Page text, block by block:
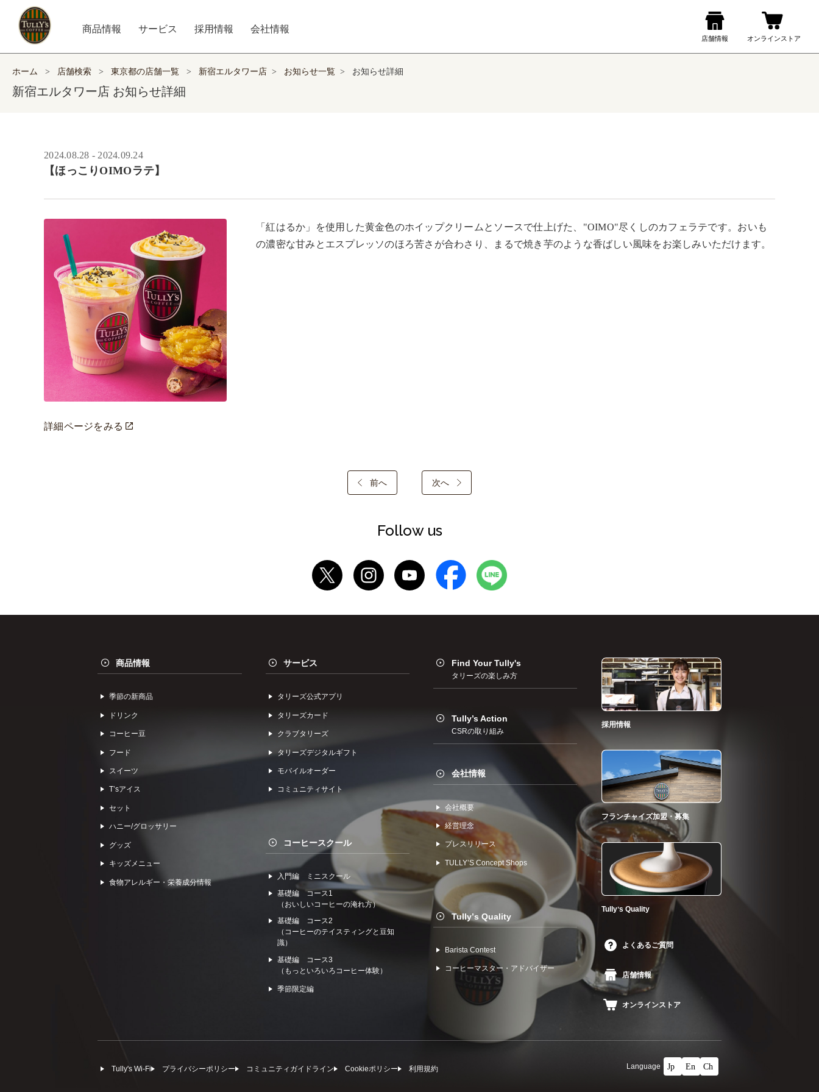
商品情報 サービス 採用情報 会社情報
ホーム > 店舗検索 > 東京都の店舗一覧 > 新宿エルタワー店 > お知らせ一覧 > お知らせ詳細
新宿エルタワー店 お知らせ詳細
2024.08.28 - 2024.09.24
【ほっこりOIMOラテ】
詳細ページをみる
「紅はるか」を使用した黄金色のホイップクリームとソースで仕上げた、"OIMO"尽くしのカフェラテです。おいも
の濃密な甘みとエスプレッソのほろ苦さが合わさり、まるで焼き芋のような香ばしい風味をお楽しみいただけます。
前へ 次へ
Follow us
商品情報
季節の新商品
ドリンク
コーヒー⾖
フード
スイーツ
Tʼsアイス
セット
ハニー/グロッサリー
グッズ
キッズメニュー
食物アレルギー・栄養成分情報
サービス
タリーズ公式アプリ
タリーズカード
クラブタリーズ
タリーズデジタルギフト
モバイルオーダー
コミュニティサイト
コーヒースクール
入門編 ミニスクール
基礎編 コース1
（おいしいコーヒーの淹れ方）
基礎編 コース2
（コーヒーのテイスティングと豆知
識）
基礎編 コース3
（もっといろいろコーヒー体験）
季節限定編
Find Your Tully's
タリーズの楽しみ方
Tully’s Action
CSRの取り組み
会社情報
会社概要
経営理念
プレスリリース
TULLYʼS Concept Shops
Tullyʼs Quality
Barista Contest
コーヒーマスター・アドバイザー
採用情報
フランチャイズ加盟・募集
Tullyʼs Quality
よくあるご質問
店舗情報
オンラインストア
Tully's Wi-Fi プライバシーポリシー コミュニティガイドライン Cookieポリシー 利⽤規約 Language